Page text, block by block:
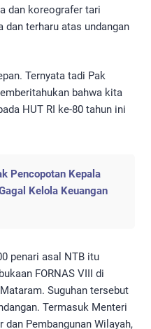
dan koreografer tari
terharu atas undangan
Ternyata tadi Pak
bahwa kita
HUT RI ke-80 tahun ini
Pencopotan Kepala
Kelola Keuangan
penari asal NTB itu
FORNAS VIII di
Suguhan tersebut
Termasuk Menteri
Pembangunan Wilayah,